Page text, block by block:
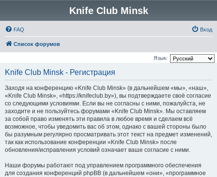
Knife Club Minsk
FAQ Вход
Список форумов
Язык:
Knife Club Minsk - Регистрация
Заходя на конференцию «Knife Club Minsk» (в дальнейшем «мы», «наш»,
«Knife Club Minsk», «https://knifeclub.by»), вы подтверждаете своё согласие
со следующими условиями. Если вы не согласны с ними, пожалуйста, не
заходите и не пользуйтесь форумами «Knife Club Minsk». Мы оставляем
за собой право изменять эти правила в любое время и сделаем всё
возможное, чтобы уведомить вас об этом, однако с вашей стороны было
бы разумным регулярно просматривать этот текст на предмет изменений,
так как использование конференции «Knife Club Minsk» после
обновления/исправления условий означает ваше согласие с ними.
Наши форумы работают под управлением программного обеспечения
для создания конференций phpBB (в дальнейшем «они», «программное